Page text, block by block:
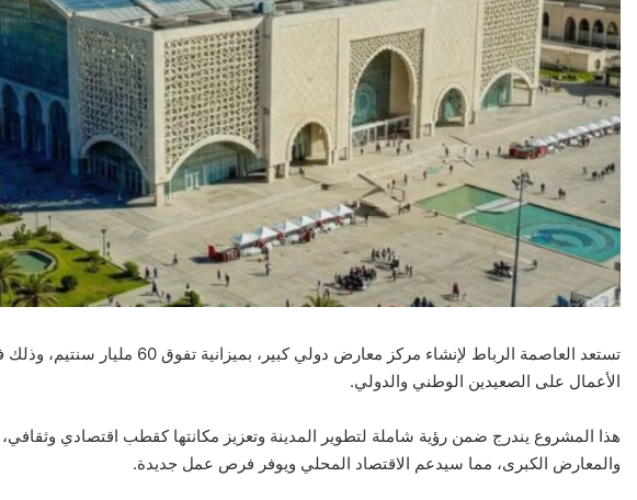
تستعد العاصمة الرباط لإنشاء مركز
الأعمال على الصعيدين الوطني والدولي.
هذا المشروع يندرج ضمن رؤية شاملة لتطوير المدينة وتعزيز مكانتها كقطب اقتصادي
والمعارض الكبرى، مما سيدعم الاقتصاد المحلي ويوفر فرص عمل جديدة.